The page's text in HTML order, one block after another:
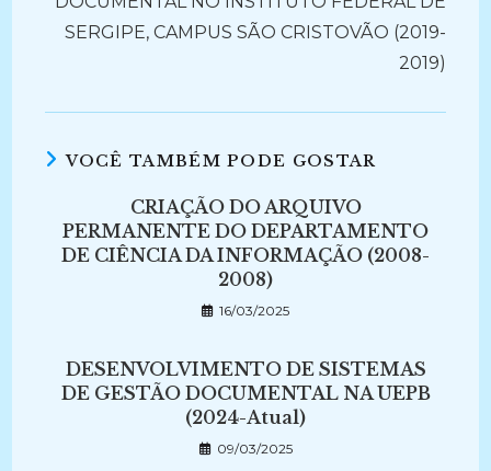
SERGIPE, CAMPUS SÃO CRISTOVÃO (2019-
2019)
VOCÊ TAMBÉM PODE GOSTAR
CRIAÇÃO DO ARQUIVO
PERMANENTE DO DEPARTAMENTO
DE CIÊNCIA DA INFORMAÇÃO (2008-
2008)
16/03/2025
DESENVOLVIMENTO DE SISTEMAS
DE GESTÃO DOCUMENTAL NA UEPB
(2024-Atual)
09/03/2025